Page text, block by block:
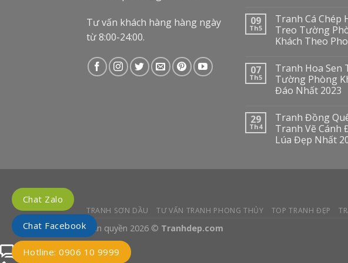
Tư vấn khách hàng hàng ngày
từ 8:00-24:00.
09
Th5
Tranh Cá Chép
Treo Tường
Khách Theo
07
Th5
Tranh Hoa Sen
Tường Phòng
Đáo Nhất 2023
29
Th4
Tranh Đồng
Tranh Vẽ Cánh
Lúa Đẹp Nhất
TRANH SƠN DẦU TƯ VẤN TRANH PHONG THỦY TOP TRANH ĐẸP
Bản quyền 2026 © Tranhdep.com
Chat Zalo
Chat Facebook
Hotline: 0906 10 9999
Chat Facebook với tư vấn